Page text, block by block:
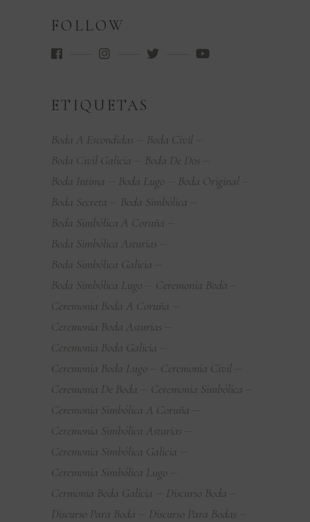
FOLLOW
ETIQUETAS
Boda A Escondidas
Boda Civil
Boda Civil Galicia
Boda De Dos
Boda Intima
Boda Lugo
Boda Original
Boda Secreta
Boda Simbólica
Boda Simbólica A Coruña
Boda Simbólica Asturias
Boda Simbólica Galicia
Boda Simbólica Lugo
Ceremonia Boda
Ceremonia Boda A Coruña
Ceremonia Boda Asturias
Ceremonia Boda Galicia
Ceremonia Boda Lugo
Ceremonia Civil
Ceremonia De Boda
Ceremonia Simbólica
Ceremonia Simbólica A Coruña
Ceremonia Simbólica Asturias
Ceremonia Simbólica Galicia
Ceremonia Simbólica Lugo
Cermonia Boda Galicia
Discurso Boda
Discurso Para Boda
Discurso Para Bodas